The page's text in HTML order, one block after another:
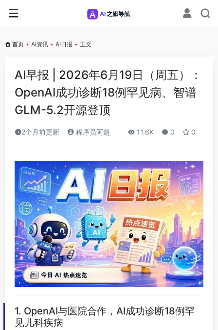
首页 • AI资讯 • AI日报 • 正文
AI早报 | 2026年6月19日（周五）：
OpenAI成功诊断18例罕见病、智谱
GLM-5.2开源登顶
2个月前更新 程序员阿超 11.6K 0 0
1. OpenAI与医院合作，AI成功诊断18例罕
见儿科疾病